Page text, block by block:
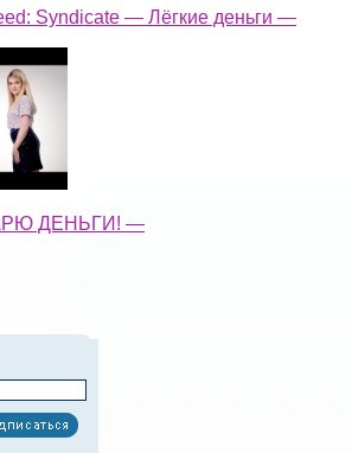
Syndicate — Лёгкие деньги —
ДЕНЬГИ! —